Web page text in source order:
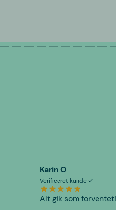
Karin O
Verificeret kunde
Alt gik som forventet!